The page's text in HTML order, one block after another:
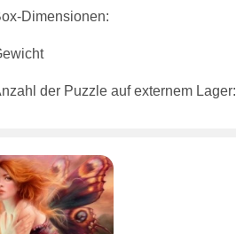
Dimensionen:
der Puzzle auf externem Lager: